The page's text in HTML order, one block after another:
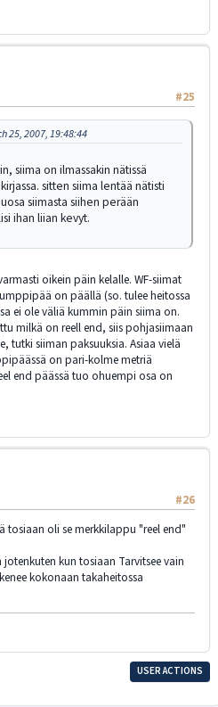
#25
25, 2007, 19:48:44
siima on ilmassakin nätissä
sitten siima lentää nätisti
siimasta siihen perään
ihan liian kevyt.
oikein päin kelalle. WF-siimat
on päällä (so. tulee heitossa
ei ole väliä kummin päin siima on.
milkä on reell end, siis pohjasiimaan
tutki siiman paksuuksia. Asiaa vielä
on pari-kolme metriä
end päässä tuo ohuempi osa on
#26
tosiaan oli se merkkilappu "reel end"
kun tosiaan Tarvitsee vain
kokonaan takaheitossa
USER ACTIONS